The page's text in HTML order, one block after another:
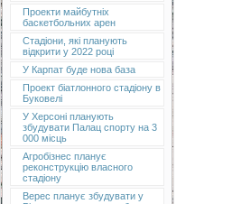
Проекти майбутніх
баскетбольних арен
Стадіони, які планують
відкрити у 2022 році
У Карпат буде нова база
Проект біатлонного стадіону в
Буковелі
У Херсоні планують
збудувати Палац спорту на 3
000 місць
Агробізнес планує
реконструкцію власного
стадіону
Верес планує збудувати у